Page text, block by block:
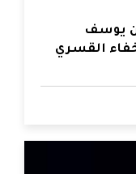
يوسف
القسري